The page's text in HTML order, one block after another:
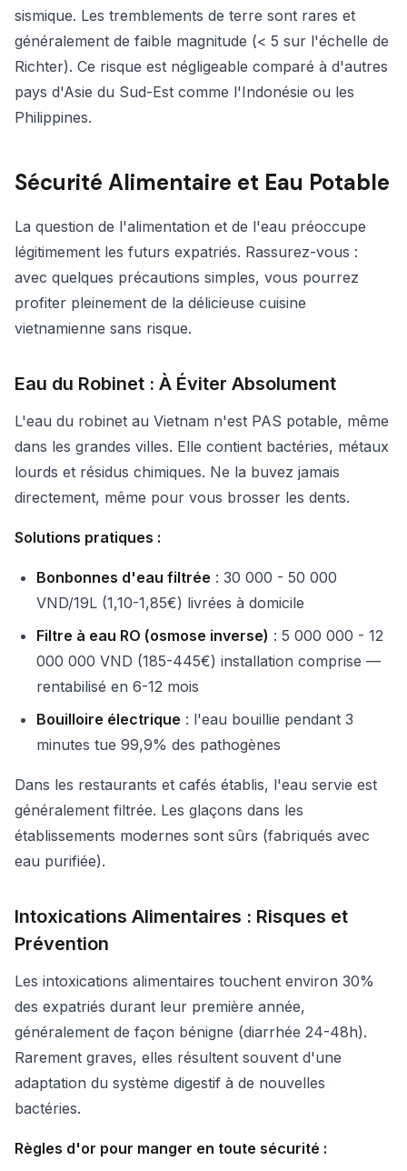
sismique. Les tremblements de terre sont rares et
généralement de faible magnitude (< 5 sur l'échelle de
Richter). Ce risque est négligeable comparé à d'autres
pays d'Asie du Sud-Est comme l'Indonésie ou les
Philippines.
Sécurité Alimentaire et Eau Potable
La question de l'alimentation et de l'eau préoccupe
légitimement les futurs expatriés. Rassurez-vous :
avec quelques précautions simples, vous pourrez
profiter pleinement de la délicieuse cuisine
vietnamienne sans risque.
Eau du Robinet : À Éviter Absolument
L'eau du robinet au Vietnam n'est PAS potable, même
dans les grandes villes. Elle contient bactéries, métaux
lourds et résidus chimiques. Ne la buvez jamais
directement, même pour vous brosser les dents.
Solutions pratiques :
Bonbonnes d'eau filtrée : 30 000 - 50 000
VND/19L (1,10-1,85€) livrées à domicile
Filtre à eau RO (osmose inverse) : 5 000 000 - 12
000 000 VND (185-445€) installation comprise —
rentabilisé en 6-12 mois
Bouilloire électrique : l'eau bouillie pendant 3
minutes tue 99,9% des pathogènes
Dans les restaurants et cafés établis, l'eau servie est
généralement filtrée. Les glaçons dans les
établissements modernes sont sûrs (fabriqués avec
eau purifiée).
Intoxications Alimentaires : Risques et
Prévention
Les intoxications alimentaires touchent environ 30%
des expatriés durant leur première année,
généralement de façon bénigne (diarrhée 24-48h).
Rarement graves, elles résultent souvent d'une
adaptation du système digestif à de nouvelles
bactéries.
Règles d'or pour manger en toute sécurité :